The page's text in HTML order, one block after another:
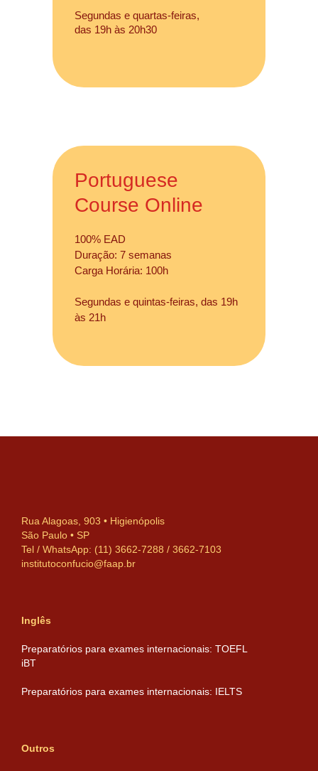
Segundas e quartas-feiras,
das 19h às 20h30
Portuguese
Course Online
100% EAD
Duração: 7 semanas
Carga Horária: 100h
Segundas e quintas-feiras, das 19h
às 21h
Rua Alagoas, 903 • Higienópolis
São Paulo • SP
Tel / WhatsApp: (11) 3662-7288 / 3662-7103
institutoconfucio@faap.br
Inglês
Preparatórios para exames internacionais: TOEFL
iBT
Preparatórios para exames internacionais: IELTS
Outros